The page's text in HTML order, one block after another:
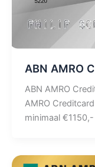
ABN AMRO
ABN AMRO
AMRO
minimaal